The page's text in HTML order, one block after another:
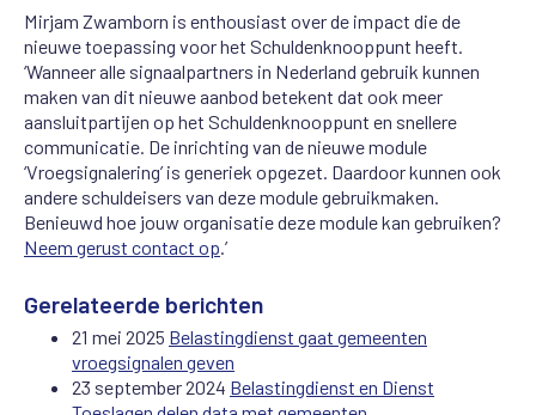
Mirjam Zwamborn is enthousiast over de impact die de
nieuwe toepassing voor het Schuldenknooppunt heeft.
‘Wanneer alle signaalpartners in Nederland gebruik kunnen
maken van dit nieuwe aanbod betekent dat ook meer
aansluitpartijen op het Schuldenknooppunt en snellere
communicatie. De inrichting van de nieuwe module
‘Vroegsignalering’ is generiek opgezet. Daardoor kunnen ook
andere schuldeisers van deze module gebruikmaken.
Benieuwd hoe jouw organisatie deze module kan gebruiken?
Neem gerust contact op.’
Gerelateerde berichten
21 mei 2025 Belastingdienst gaat gemeenten
vroegsignalen geven
23 september 2024 Belastingdienst en Dienst